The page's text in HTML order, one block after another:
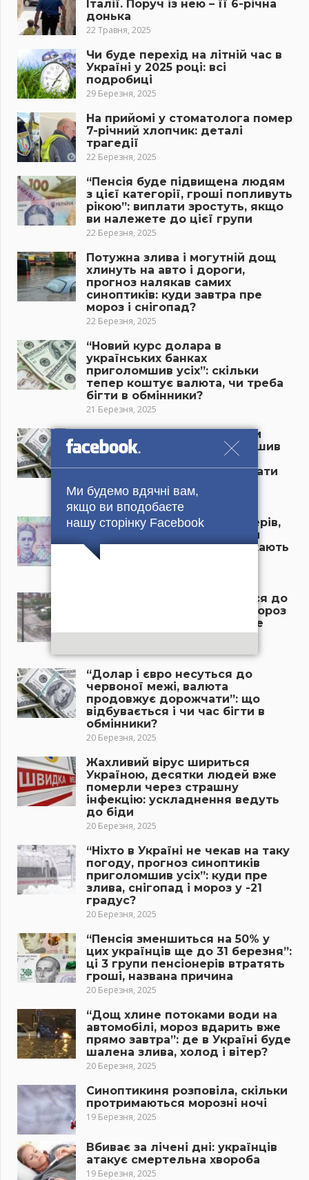
Ми будемо вдячні вам,
якщо ви вподобаєте
нашу сторінку Facebook
Італії. Поруч із нею – її 6-річна
донька
22 Травня, 2025
Чи буде перехід на літній час в
Україні у 2025 році: всі
подробиці
29 Березня, 2025
На прийомі у стоматолога помер
7-річний хлопчик: деталі
трагедії
22 Березня, 2025
“Пенсія буде підвищена людям
з цієї категорії, гроші попливуть
рікою”: виплати зростуть, якщо
ви належете до цієї групи
22 Березня, 2025
Потужна злива і могутній дощ
хлинуть на авто і дороги,
прогноз налякав самих
синоптиків: куди завтра пре
мороз і снігопад?
22 Березня, 2025
“Новий курс долара в
українських банках
приголомшив усіх”: скільки
тепер коштує валюта, чи треба
бігти в обмінники?
21 Березня, 2025
“Долар різко змінив напрям
руху, курс валют приголомшив
усіх”: що відбувається в
обмінниках та чи час рятувати
гроші?
21 Березня, 2025
“Пенсія пропаде у пенсіонерів,
якщо терміново не зробити
цього”: літніх українців чекають
нові проблеми у 2025 році
“Ніхто в Україні не готувався до
такої зміни температури, мороз
вдарить у цих областях”: де
буде дощ і потужна злива?
“Долар і євро несуться до
червоної межі, валюта
продовжує дорожчати”: що
відбувається і чи час бігти в
обмінники?
20 Березня, 2025
Жахливий вірус шириться
Україною, десятки людей вже
померли через страшну
інфекцію: ускладнення ведуть
до біди
20 Березня, 2025
“Ніхто в Україні не чекав на таку
погоду, прогноз синоптиків
приголомшив усіх”: куди пре
злива, снігопад і мороз у -21
градус?
20 Березня, 2025
“Пенсія зменшиться на 50% у
цих українців ще до 31 березня”:
ці 3 групи пенсіонерів втратять
гроші, названа причина
20 Березня, 2025
“Дощ хлине потоками води на
автомобілі, мороз вдарить вже
прямо завтра”: де в Україні буде
шалена злива, холод і вітер?
20 Березня, 2025
Синоптикиня розповіла, скільки
протримаються морозні ночі
19 Березня, 2025
Вбиває за лічені дні: українців
атакує смертельна хвороба
19 Березня, 2025